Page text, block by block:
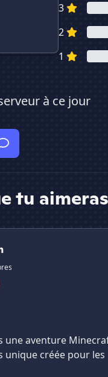
3
2
1
à ce jour
tu
une aventure
unique créée pour les